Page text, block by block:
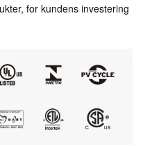
for kundens investering